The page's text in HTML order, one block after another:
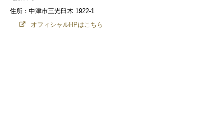
住所：中津市三光臼木 1922-1
オフィシャルHPはこちら